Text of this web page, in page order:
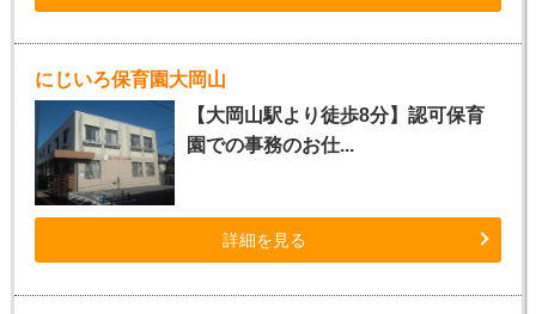
にじいろ保育園大岡山
【大岡山駅より徒歩8分】認可保育
園での事務のお仕...
詳細を見る